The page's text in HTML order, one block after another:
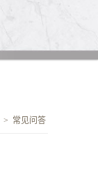
> 常见问答